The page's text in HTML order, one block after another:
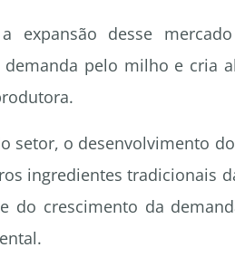
expansão desse
pelo milho e cria
setor, o desenvolvimento
ingredientes tradicionais
do crescimento da